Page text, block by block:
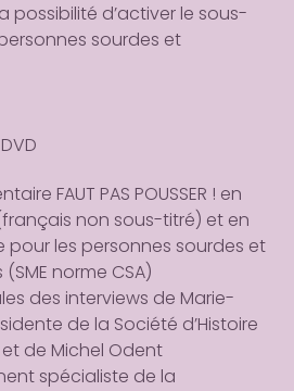
possibilité d’activer le sous-
sourdes et
FAUT PAS POUSSER ! en
non sous-titré) et en
pour les personnes sourdes et
norme CSA)
des interviews de Marie-
de la Société d’Histoire
de Michel Odent
spécialiste de la